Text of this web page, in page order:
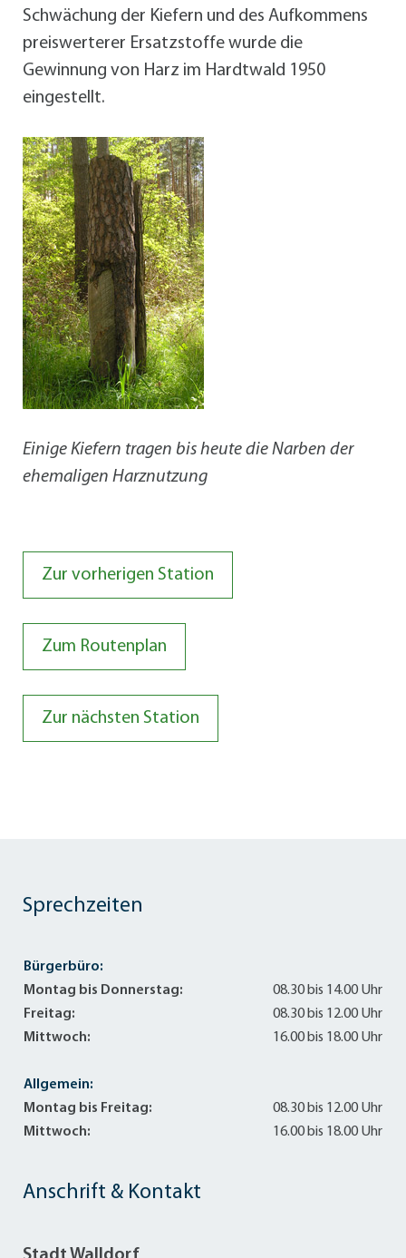
Schwächung der Kiefern und des Aufkommens
preiswerterer Ersatzstoffe wurde die
Gewinnung von Harz im Hardtwald 1950
eingestellt.
Einige Kiefern tragen bis heute die Narben der
ehemaligen Harznutzung
Zur vorherigen Station
Zum Routenplan
Zur nächsten Station
Anschrift & Kontakt
Sprechzeiten
Bürgerbüro:
Montag bis Donnerstag:
08.30 bis 14.00 Uhr
Freitag:
08.30 bis 12.00 Uhr
Mittwoch:
16.00 bis 18.00 Uhr
Allgemein:
Montag bis Freitag:
08.30 bis 12.00 Uhr
Mittwoch:
16.00 bis 18.00 Uhr